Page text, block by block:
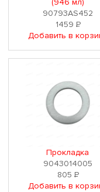
(946 мл)
90793AS452
1459Р
Добавить в
Прокладка
9043014005
805Р
Добавить в